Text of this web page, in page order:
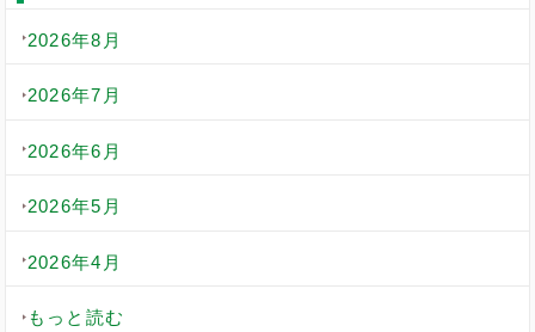
2026年8月
2026年7月
2026年6月
2026年5月
2026年4月
もっと読む